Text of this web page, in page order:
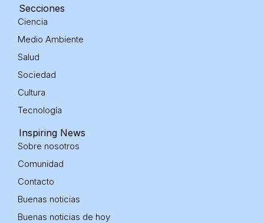
g
r
a
d
i
n
i
Secciones
Ciencia
Medio Ambiente
Salud
Sociedad
Cultura
Tecnología
Inspiring News
Sobre nosotros
Comunidad
Contacto
Buenas noticias
Buenas noticias de hoy